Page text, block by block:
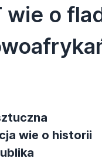
wie o
wie o historii